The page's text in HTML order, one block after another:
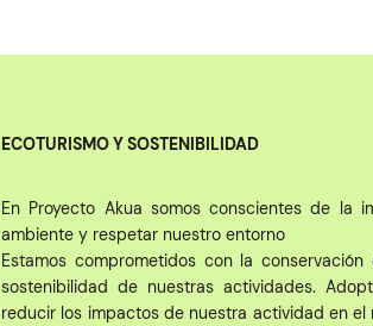
ECOTURISMO Y SOSTENIBILIDAD
En Proyecto Akua somos conscientes de la
ambiente y respetar nuestro entorno
Estamos comprometidos con la
sostenibilidad de nuestras actividades.
reducir los impactos de nuestra actividad en el